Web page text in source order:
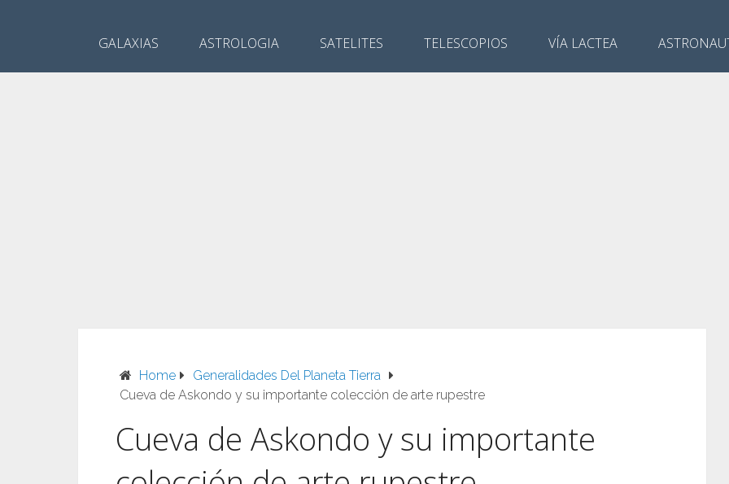
GALAXIAS ASTROLOGIA SATELITES TELESCOPIOS VÍA LACTEA
Home
Generalidades Del Planeta Tierra
Cueva de Askondo y su importante colección de arte rupestre
Cueva de Askondo y su importante